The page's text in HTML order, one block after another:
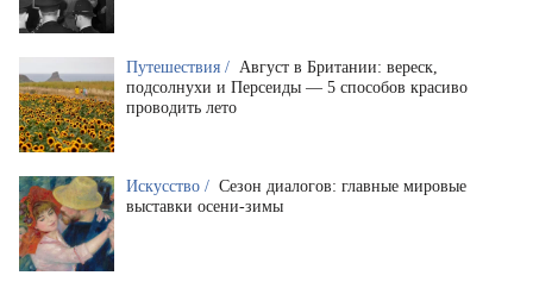
Путешествия / Август в Британии: вереск,
подсолнухи и Персеиды — 5 способов красиво
проводить лето
Искусство / Сезон диалогов: главные мировые
выставки осени-зимы